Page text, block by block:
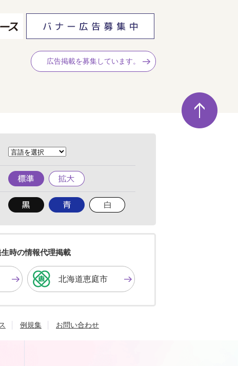
広告掲載を募集しています。
ペ
ー
ジ
の
標
準
拡
大
背
景
色
す
る
背
景
色
る
背
景
る
時の情報代理掲載
北海道恵庭市
例規集 お問い合わせ